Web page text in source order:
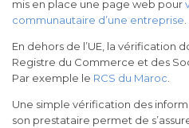
mis en place une page web pour
communautaire d’une entreprise.
En dehors de l’UE, la vérification
Registre du Commerce et des
Par exemple le RCS du Maroc.
Une simple vérification des
son prestataire permet de